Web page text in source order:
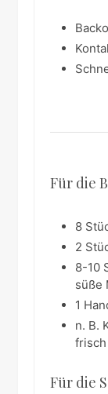
Für die
8
2
8-10
süße
1
n. B.
frisch
Für die